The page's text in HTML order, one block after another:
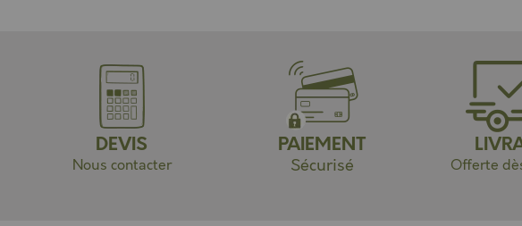
DEVIS
Nous contacter
PAIEMENT
Sécurisé Offerte